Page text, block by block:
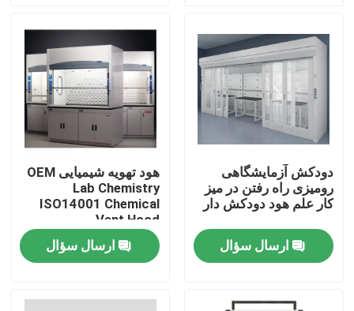
تور کارخانه
کنترل کیفیت
با ما تماس بگیرید
موارد
مبلمان آزمایشگاهی مدرن
دودکش آزمایشگاهی
رومیزی راه رفتن در میز
کار علم هود دودکش دار
ارسال سؤال
هود تهویه شیمیایی OEM
Lab Chemistry
ISO14001 Chemical
Vent Hood
ارسال سؤال